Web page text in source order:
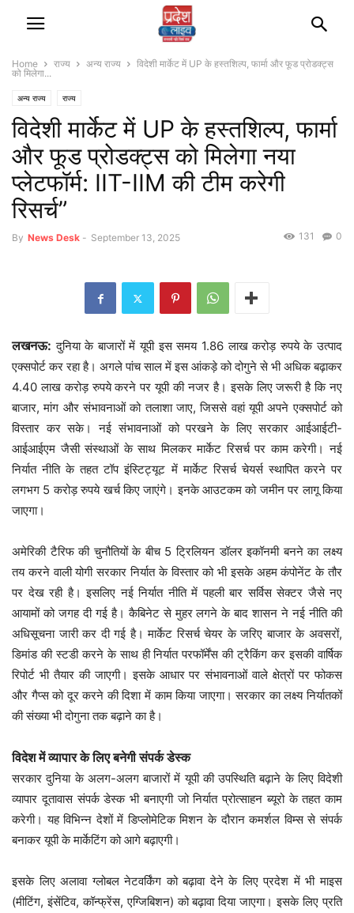
Home राज्‍य अन्‍य राज्‍य
विदेशी मार्केट में UP के हस्तशिल्प, फार्मा और फूड प्रोडक्ट्स
को मिलेगा...
अन्‍य राज्‍य राज्‍य
विदेशी मार्केट में UP के हस्तशिल्प, फार्मा
और फूड प्रोडक्ट्स को मिलेगा नया
प्लेटफॉर्म: IIT-IIM की टीम करेगी
रिसर्च”
By News Desk - September 13, 2025 0
131
लखनऊ:दुनिया के बाजारों में यूपी इस समय 1.86 लाख करोड़ रुपये के उत्पाद
एक्सपोर्ट कर रहा है। अगले पांच साल में इस आंकड़े को दोगुने से भी अधिक बढ़ाकर
4.40 लाख करोड़ रुपये करने पर यूपी की नजर है। इसके लिए जरूरी है कि नए
बाजार, मांग और संभावनाओं को तलाशा जाए, जिससे वहां यूपी अपने एक्सपोर्ट को
विस्तार कर सके। नई संभावनाओं को परखने के लिए सरकार आईआईटी-
आईआईएम जैसी संस्थाओं के साथ मिलकर मार्केट रिसर्च पर काम करेगी। नई
निर्यात नीति के तहत टॉप इंस्टिट्यूट में मार्केट रिसर्च चेयर्स स्थापित करने पर
लगभग 5 करोड़ रुपये खर्च किए जाएंगे। इनके आउटकम को जमीन पर लागू किया
जाएगा।
अमेरिकी टैरिफ की चुनौतियों के बीच 5 ट्रिलियन डॉलर इकॉनमी बनने का लक्ष्य
तय करने वाली योगी सरकार निर्यात के विस्तार को भी इसके अहम कंपोनेंट के तौर
पर देख रही है। इसलिए नई निर्यात नीति में पहली बार सर्विस सेक्टर जैसे नए
आयामों को जगह दी गई है। कैबिनेट से मुहर लगने के बाद शासन ने नई नीति की
अधिसूचना जारी कर दी गई है। मार्केट रिसर्च चेयर के जरिए बाजार के अवसरों,
डिमांड की स्टडी करने के साथ ही निर्यात परफॉर्मेंस की ट्रैकिंग कर इसकी वार्षिक
रिपोर्ट भी तैयार की जाएगी। इसके आधार पर संभावनाओं वाले क्षेत्रों पर फोकस
और गैप्स को दूर करने की दिशा में काम किया जाएगा। सरकार का लक्ष्य निर्यातकों
की संख्या भी दोगुना तक बढ़ाने का है।
विदेश में व्यापार के लिए बनेगी संपर्क डेस्क
सरकार दुनिया के अलग-अलग बाजारों में यूपी की उपस्थिति बढ़ाने के लिए विदेशी
व्यापार दूतावास संपर्क डेस्क भी बनाएगी जो निर्यात प्रोत्साहन ब्यूरो के तहत काम
करेगी। यह विभिन्न देशों में डिप्लोमेटिक मिशन के दौरान कमर्शल विम्स से संपर्क
बनाकर यूपी के मार्केटिंग को आगे बढ़ाएगी।
इसके लिए अलावा ग्लोबल नेटवर्किंग को बढ़ावा देने के लिए प्रदेश में भी माइस
(मीटिंग, इंसेंटिव, कॉन्फ्रेंस, एग्जिबिशन) को बढ़ावा दिया जाएगा। इसके लिए प्रति